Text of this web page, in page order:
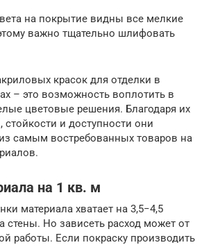
на покрытие видны все мелкие
важно тщательно шлифовать
красок для отделки в
– это возможность воплотить в
цветовые решения. Благодаря их
стойкости и доступности они
самым востребованных товаров на
на 1 кв. м
материала хватает на 3,5−4,5
стены. Но зависеть расход может от
работы. Если покраску производить